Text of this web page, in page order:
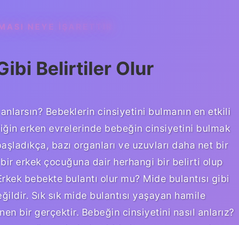
NEYE IŞARETTIR
Belirtiler Olur
Bebeklerin cinsiyetini bulmanın en etkili
erken evrelerinde bebeğin cinsiyetini bulmak
bazı organları ve uzuvları daha net bir
erkek çocuğuna dair herhangi bir belirti olup
bebekte bulantı olur mu? Mide bulantısı gibi
Sık sık mide bulantısı yaşayan hamile
bir gerçektir. Bebeğin cinsiyetini nasıl anlarız?